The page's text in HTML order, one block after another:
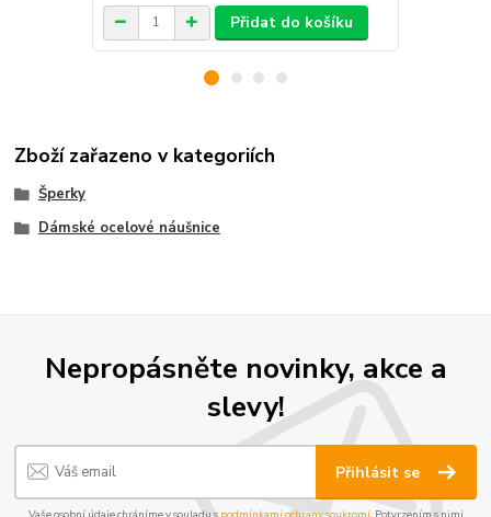
Přidat do košíku
Zboží zařazeno v kategoriích
Šperky
Dámské ocelové náušnice
Nepropásněte novinky, akce a
slevy!
Přihlásit se
Vaše osobní údaje chráníme v souladu s podmínkami ochrany soukromí. Potvrzením s nimi